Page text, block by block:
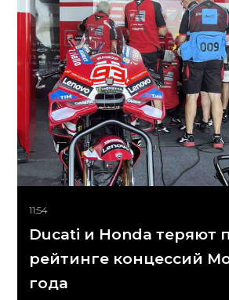
11:54
Ducati и Honda теряют
рейтинге концессий
года